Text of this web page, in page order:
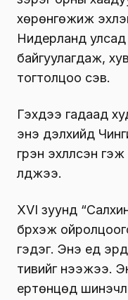
хөрөнгөжиж
Нидерланд
байгуулагдаж,
тогтолцоо үүсэв.
Гэхдээ гадаад
энэ дэлхийд
гүрэн эхлүүлсэн
үлджээ.
XVI зуунд
бүрхэж
гэдэг. Энэ үед
тивийг нээжээ.
ертөнцөд